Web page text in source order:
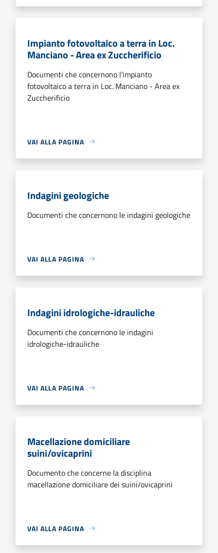
Impianto fotovoltaico a terra in Loc.
Manciano - Area ex Zuccherificio
Documenti che concernono l'impianto
fotovoltaico a terra in Loc. Manciano - Area ex
Zuccherificio
VAI ALLA PAGINA
Indagini geologiche
Documenti che concernono le indagini geologiche
VAI ALLA PAGINA
Indagini idrologiche-idrauliche
Documenti che concernono le indagini
idrologiche-idrauliche
VAI ALLA PAGINA
Macellazione domiciliare
suini/ovicaprini
Documento che concerne la disciplina
macellazione domiciliare dei suini/ovicaprini
VAI ALLA PAGINA